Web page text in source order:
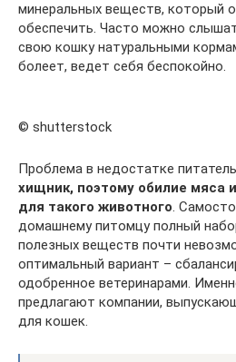
минеральных веществ, который
обеспечить. Часто можно
свою кошку натуральными
болеет, ведет себя беспокойно.
© shutterstock
Проблема в недостатке
хищник, поэтому обилие мяса
для такого животного.
домашнему питомцу полный
полезных веществ почти
оптимальный вариант –
одобренное ветеринарами.
предлагают компании,
для кошек.